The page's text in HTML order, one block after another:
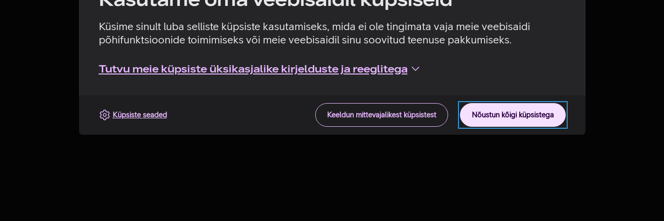
Küsime sinult luba selliste küpsiste kasutamiseks, mida ei ole tingimata vaja meie veebisaidi
põhifunktsioonide toimimiseks või meie veebisaidil sinu soovitud teenuse pakkumiseks.
Tutvu meie küpsiste üksikasjalike kirjelduste ja reeglitega
Nõustun kõigi küpsistega
Keeldun mittevajalikest küpsistest
Küpsiste seaded